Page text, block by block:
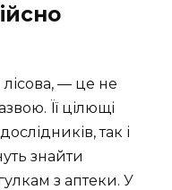
лісова, — це не
Її цілющі
так і
знайти
з аптеки. У